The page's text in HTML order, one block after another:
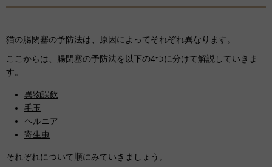
猫の腸閉塞の予防法は、原因によってそれぞれ異なります。
ここからは、腸閉塞の予防法を以下の4つに分けて解説していきま
す。
異物誤飲
毛玉
ヘルニア
寄生虫
それぞれについて順にみていきましょう。